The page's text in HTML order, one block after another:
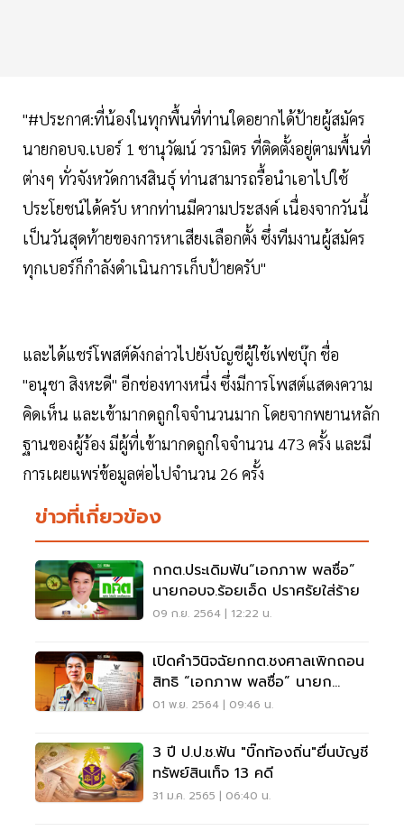
"#ประกาศ:ที่น้องในทุกพื้นที่ท่านใดอยากได้ป้ายผู้สมัคร
นายกอบจ.เบอร์ 1 ชานุวัฒน์ วรามิตร ที่ติดตั้งอยู่ตามพื้นที่
ต่างๆ ทั่วจังหวัดกาฬสินธุ์ ท่านสามารถรื้อนำเอาไปใช้
ประโยชน์ได้ครับ หากท่านมีความประสงค์ เนื่องจากวันนี้
เป็นวันสุดท้ายของการหาเสียงเลือกตั้ง ซึ่งทีมงานผู้สมัคร
ทุกเบอร์ก็กำลังดำเนินการเก็บป้ายครับ"
และได้แชร์โพสต์ดังกล่าวไปยังบัญชีผู้ใช้เฟซบุ๊ก ชื่อ
"อนุชา สิงหะดี" อีกช่องทางหนึ่ง ซึ่งมีการโพสต์แสดงความ
คิดเห็น และเข้ามากดถูกใจจำนวนมาก โดยจากพยานหลัก
ฐานของผู้ร้อง มีผู้ที่เข้ามากดถูกใจจำนวน 473 ครั้ง และมี
การเผยแพร่ข้อมูลต่อไปจำนวน 26 ครั้ง
ข่าวที่เกี่ยวข้อง
กกต.ประเดิมฟัน“เอกภาพ พลซื่อ”
นายกอบจ.ร้อยเอ็ด ปราศรัยใส่ร้าย
09 ก.ย. 2564 | 12:22 น.
เปิดคำวินิจฉัยกกต.ชงศาลเพิกถอน
สิทธิ “เอกภาพ พลซื่อ” นายก
อบจ.ร้อยเอ็ด
01 พ.ย. 2564 | 09:46 น.
3 ปี ป.ป.ช.ฟัน "บิ๊กท้องถิ่น"ยื่นบัญชี
ทรัพย์สินเท็จ 13 คดี
31 ม.ค. 2565 | 06:40 น.